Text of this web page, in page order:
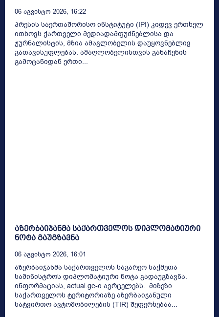
06 Აგვისტო 2026, 16:22
პრესის საერთაშორისო ინსტიტუტი (IPI) კიდევ ერთხელ
ითხოვს ქართველი მედიადამფუძნებლისა და
ჟურნალისტის, მზია ამაგლობელის დაუყოვნებლივ
გათავისუფლებას. ამაღლობელისთვის განაჩენის
გამოტანიდან ერთი...
აზერბაიჯანმა საქართველოს დიპლომატიური
ნოტა გაუგზავნა
06 Აგვისტო 2026, 16:01
აზერბაიჯანმა საქართველოს საგარეო საქმეთა
სამინისტროს დიპლომატიური ნოტა გადაუგზავნა.
ინფორმაციას, actual.ge-ი ავრცელებს. მიზეზი
საქართველოს ტერიტორიაზე აზერბაიჯანული
სატვირთო ავტომობილების (TIR) შეფერხებაა...